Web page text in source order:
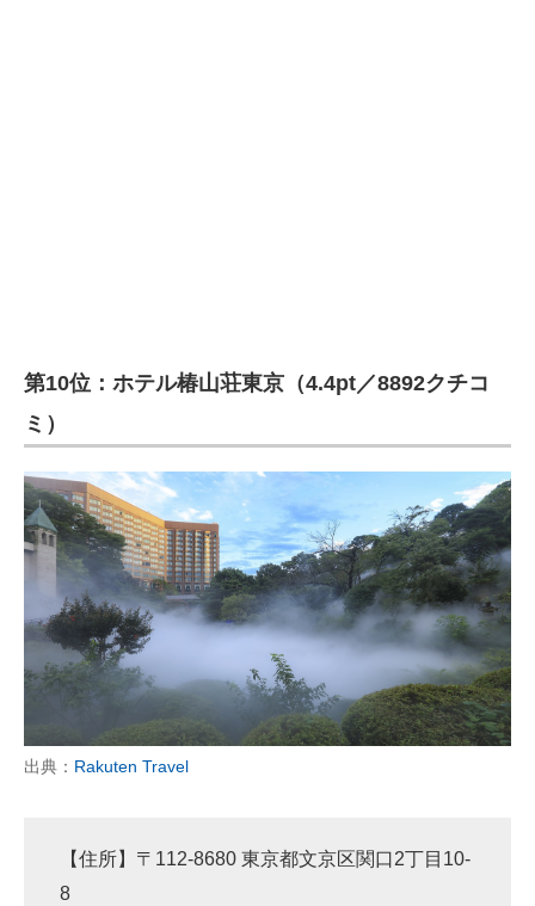
第10位：ホテル椿山荘東京（4.4pt／8892クチコ
ミ）
出典： Rakuten Travel
【住所】〒112-8680 東京都文京区関口2丁目10-
8